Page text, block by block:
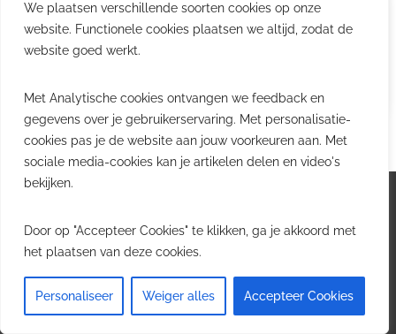
We plaatsen verschillende soorten cookies op onze
website. Functionele cookies plaatsen we altijd, zodat de
website goed werkt.
Met Analytische cookies ontvangen we feedback en
gegevens over je gebruikerservaring. Met personalisatie-
cookies pas je de website aan jouw voorkeuren aan. Met
sociale media-cookies kan je artikelen delen en video's
bekijken.
Door op "Accepteer Cookies" te klikken, ga je akkoord met
het plaatsen van deze cookies.
Personaliseer Weiger alles Accepteer Cookies
Jobs
in logistiek, transport & supply
chain.
Logistiek.be brengt dagelijks nieuws, trends en
praktijkverhalen over transport, warehousing, supply chain
en automatisering in België.